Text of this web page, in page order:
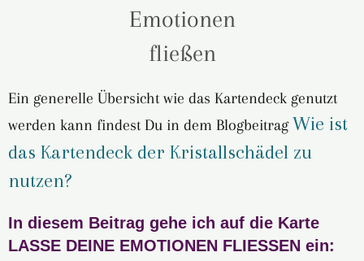
Ein generelle Übersicht wie das Kartendeck genutzt
werden kann findest Du in dem BlogbeitragWie ist
das Kartendeck der Kristallschädel zu
nutzen?
In diesem Beitrag gehe ich auf die Karte
LASSE DEINE EMOTIONEN FLIESSEN ein: